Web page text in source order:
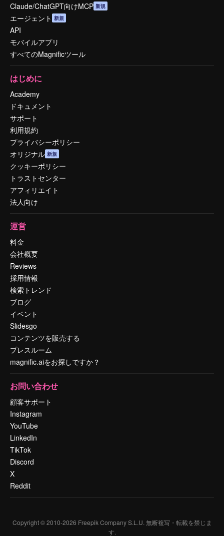
Claude/ChatGPT向けMCP 新規
エージェント 新規
API
モバイルアプリ
すべてのMagnificツール
はじめに
Academy
ドキュメント
サポート
利用規約
プライバシーポリシー
オリジナル 新規
クッキーポリシー
トラストセンター
アフィリエイト
法人向け
運営
料金
会社概要
Reviews
採用情報
検索トレンド
ブログ
イベント
Slidesgo
コンテンツを販売する
プレスルーム
magnific.aiをお探しですか？
お問い合わせ
顧客サポート
Instagram
YouTube
LinkedIn
TikTok
Discord
X
Reddit
Copyright © 2010-2026 Freepik Company S.L.U. 無断複写・転載を禁じま
す.